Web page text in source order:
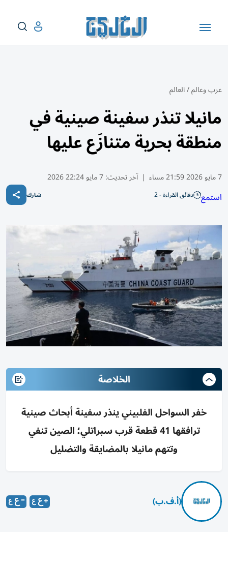
عرب وعالم/العالم
مانيلا تنذر سفينة صينية في
منطقة بحرية متنازَع عليها
7 مايو 2026 21:59 مساء | آخر تحديث:7 مايو 22:24 2026
استمع دقائق القراءة - 2 شارك
الخلاصة
خفر السواحل الفلبيني ينذر سفينة أبحاث صينية
ترافقها 41 قطعة قرب سبراتلي؛ الصين تنفي
وتتهم مانيلا بالمضايقة والتضليل
(أ.ف.ب)